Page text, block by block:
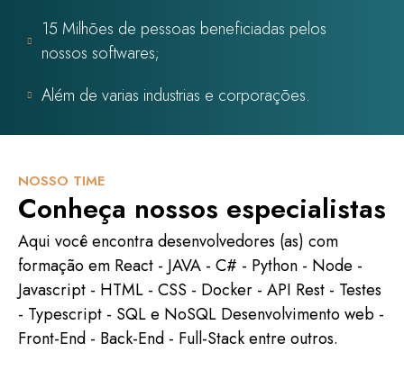
15 Milhões de pessoas beneficiadas pelos
nossos softwares;
Além de varias industrias e corporações.
NOSSO TIME
Conheça nossos especialistas
Aqui você encontra desenvolvedores (as) com
formação em React - JAVA - C# - Python - Node -
Javascript - HTML - CSS - Docker - API Rest - Testes
- Typescript - SQL e NoSQL Desenvolvimento web -
Front-End - Back-End - Full-Stack entre outros.